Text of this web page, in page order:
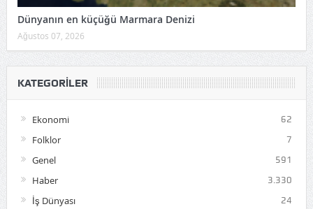
Dünyanın en küçüğü Marmara Denizi
Ağustos 07, 2026
KATEGORILER
Ekonomi 62
Folklor 7
Genel 591
Haber 3.330
İş Dünyası 24